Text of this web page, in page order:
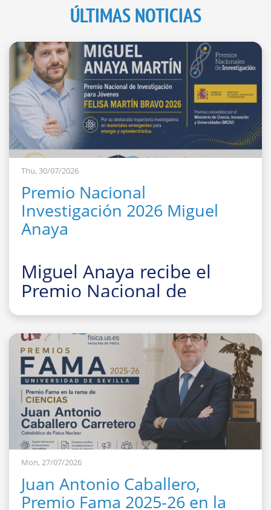
ÚLTIMAS NOTICIAS
Thu, 30/07/2026
Premio Nacional
Investigación 2026 Miguel
Anaya
Miguel Anaya recibe el
Premio Nacional de
Investigación para Jóvenes
Felisa Martín Bravo 2026
Mon, 27/07/2026
Juan Antonio Caballero,
Premio Fama 2025-26 en la